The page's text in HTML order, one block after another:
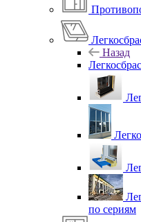
Назад
по сериям